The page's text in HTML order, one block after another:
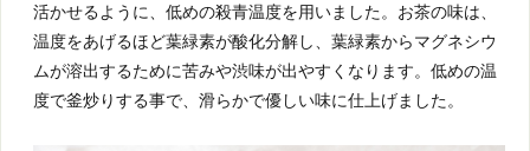
活かせるように、低めの殺青温度を用いました。お茶の味は、
温度をあげるほど葉緑素が酸化分解し、葉緑素からマグネシウ
ムが溶出するために苦みや渋味が出やすくなります。低めの温
度で釜炒りする事で、滑らかで優しい味に仕上げました。